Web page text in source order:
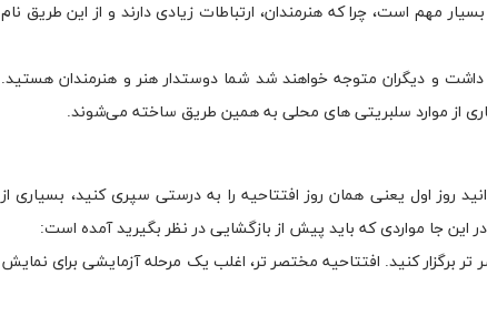
مهم است، چرا که هنرمندان، ارتباطات زیادی دارند و از این طریق نام
داشت و دیگران متوجه خواهند شد شما دوستدار هنر و هنرمندان هستید.
از موارد سلبریتی های محلی به همین طریق ساخته می‌شوند.
روز اول یعنی همان روز افتتاحیه را به درستی سپری کنید، بسیاری از
جا مواردی که باید پیش از بازگشایی در نظر بگیرید آمده است:
برگزار کنید. افتتاحیه مختصر تر، اغلب یک مرحله آزمایشی برای نمایش